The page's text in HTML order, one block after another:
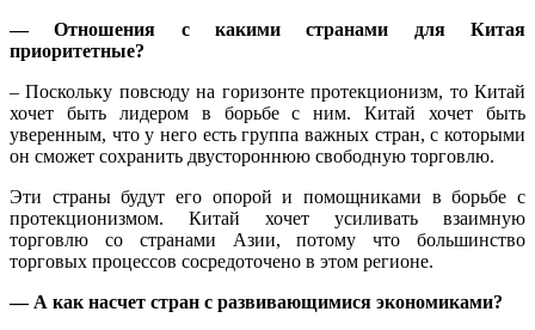
— Отношения с какими странами для Китая
приоритетные?
– Поскольку повсюду на горизонте протекционизм, то Китай
хочет быть лидером в борьбе с ним. Китай хочет быть
уверенным, что у него есть группа важных стран, с которыми
он сможет сохранить двустороннюю свободную торговлю.
Эти страны будут его опорой и помощниками в борьбе с
протекционизмом. Китай хочет усиливать взаимную
торговлю со странами Азии, потому что большинство
торговых процессов сосредоточено в этом регионе.
— А как насчет стран с развивающимися экономиками?